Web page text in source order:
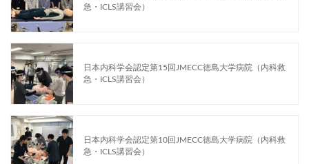
急・ICLS講習会）
日本内科学会認定第15回JMECC徳島大学病院（内科救
急・ICLS講習会）
日本内科学会認定第10回JMECC徳島大学病院（内科救
急・ICLS講習会）